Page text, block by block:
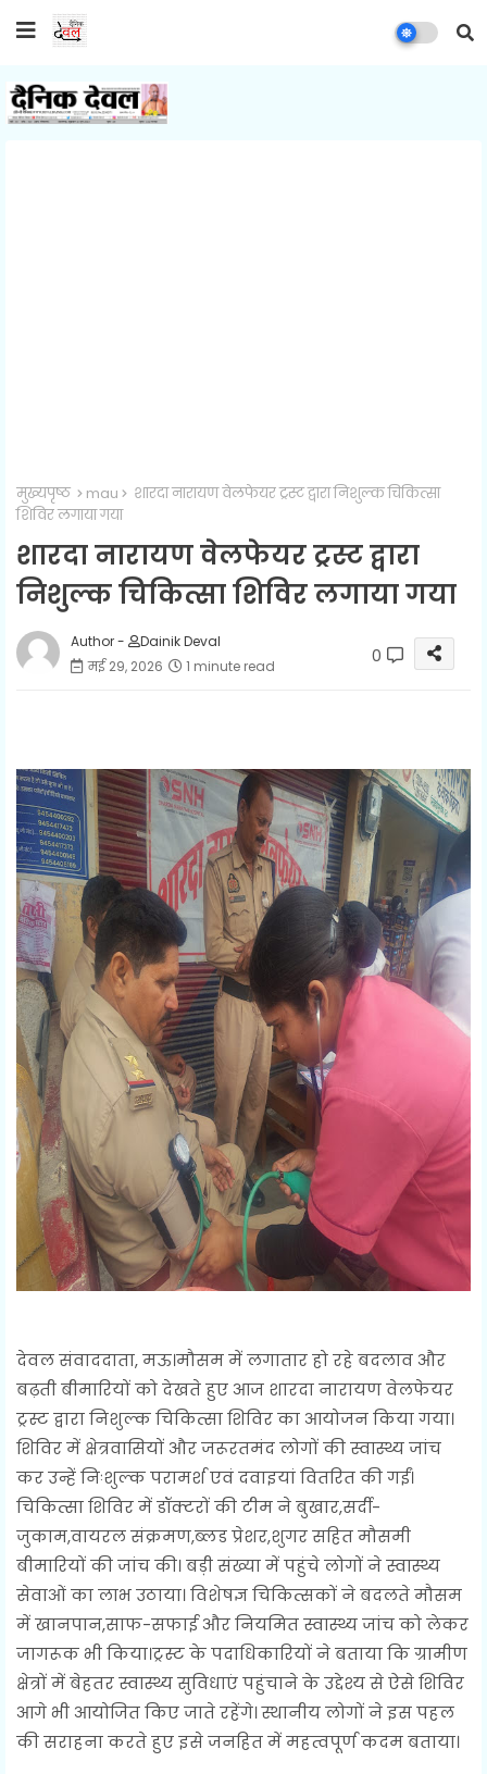
मुख्यपृष्ठ mau
शारदा नारायण वेलफेयर ट्रस्ट द्वारा निशुल्क चिकित्सा
शिविर लगाया गया
शारदा नारायण वेलफेयर ट्रस्ट द्वारा
निशुल्क चिकित्सा शिविर लगाया गया
Author -
Dainik Deval
मई 29, 2026
1 minute read 0
देवल संवाददाता, मऊ।मौसम में लगातार हो रहे बदलाव और
बढ़ती बीमारियों को देखते हुए आज शारदा नारायण वेलफेयर
ट्रस्ट द्वारा निशुल्क चिकित्सा शिविर का आयोजन किया गया।
शिविर में क्षेत्रवासियों और जरूरतमंद लोगों की स्वास्थ्य जांच
कर उन्हें निःशुल्क परामर्श एवं दवाइयां वितरित की गईं।
चिकित्सा शिविर में डॉक्टरों की टीम ने बुखार,सर्दी-
जुकाम,वायरल संक्रमण,ब्लड प्रेशर,शुगर सहित मौसमी
बीमारियों की जांच की। बड़ी संख्या में पहुंचे लोगों ने स्वास्थ्य
सेवाओं का लाभ उठाया। विशेषज्ञ चिकित्सकों ने बदलते मौसम
में खानपान,साफ-सफाई और नियमित स्वास्थ्य जांच को लेकर
जागरूक भी किया।ट्रस्ट के पदाधिकारियों ने बताया कि ग्रामीण
क्षेत्रों में बेहतर स्वास्थ्य सुविधाएं पहुंचाने के उद्देश्य से ऐसे शिविर
आगे भी आयोजित किए जाते रहेंगे। स्थानीय लोगों ने इस पहल
की सराहना करते हुए इसे जनहित में महत्वपूर्ण कदम बताया।